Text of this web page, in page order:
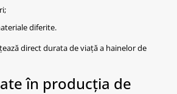
diferite.
direct durata de viață a hainelor de
în producția de